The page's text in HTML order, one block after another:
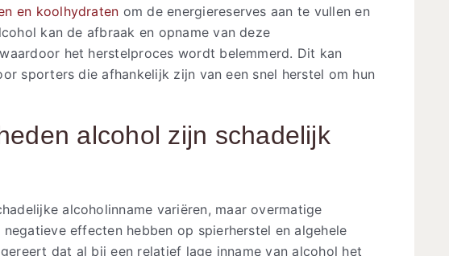
en koolhydraten om de energiereserves aan te vullen en
kan de afbraak en opname van deze
het herstelproces wordt belemmerd. Dit kan
sporters die afhankelijk zijn van een snel herstel om hun
alcohol zijn schadelijk
alcoholinname variëren, maar overmatige
effecten hebben op spierherstel en algehele
dat al bij een relatief lage inname van alcohol het